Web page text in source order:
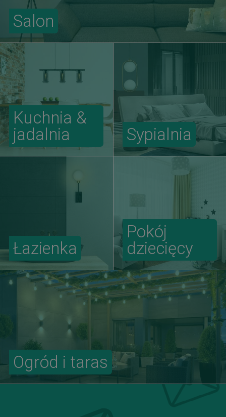
Salon
Kuchnia &
jadalnia
Sypialnia
Ogród i taras
Łazienka
Pokój
dziecięcy